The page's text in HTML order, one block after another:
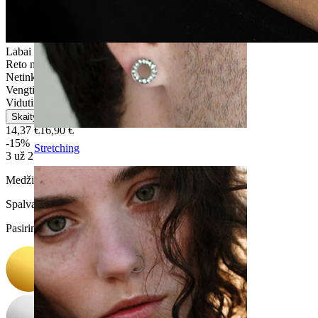
Stretching
Labai lengvas
Reto naudojimo
Netinkamas jautriai odai
Vengti vandens
Vidutinio patvarimo
Skaityti daugiau
14,37 €16,90 €
-15%
3 už 2
Medžiaga:
Chirurginis plienas / Žalvaris
Spalva:
Pasirinkite Spalva